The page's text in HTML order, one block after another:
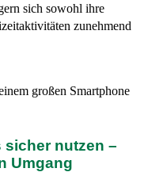
sich sowohl ihre
zunehmend
sicher nutzen –
Umgang